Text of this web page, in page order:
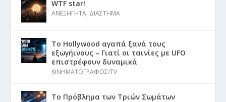
WTF star!
ΑΝΕΞΗΓΗΤΑ, ΔΙΑΣΤΗΜΑ
Το Hollywood αγαπά ξανά τους
εξωγήινους – Γιατί οι ταινίες με UFO
επιστρέφουν δυναμικά
ΚΙΝΗΜΑΤΟΓΡΑΦΟΣ/TV
Το Πρόβλημα των Τριών Σωμάτων